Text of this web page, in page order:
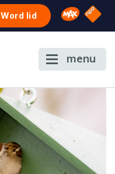
Word lid Omroep
NPO
menu